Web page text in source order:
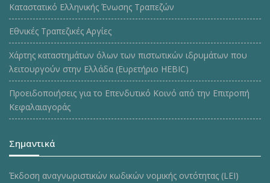
Καταστατικό Ελληνικής Ένωσης Τραπεζών
Εθνικές Τραπεζικές Αργίες
Χάρτης καταστημάτων όλων των πιστωτικών ιδρυμάτων που
λειτουργούν στην Ελλάδα (Ευρετήριο HEBIC)
Προειδοποιήσεις για το Επενδυτικό Κοινό από την Επιτροπή
Κεφαλαιαγοράς
Σημαντικά
Έκδοση αναγνωριστικών κωδικών νομικής οντότητας (LEI)